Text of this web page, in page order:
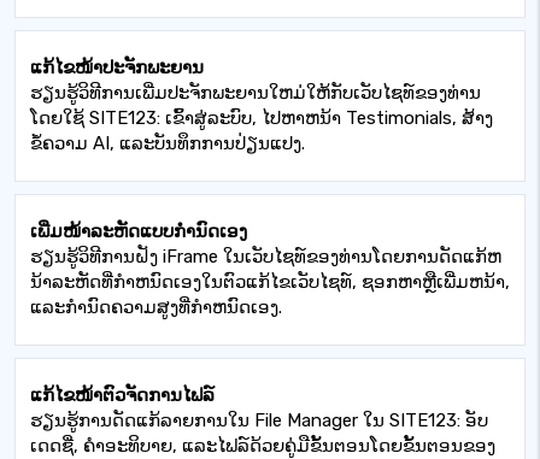
ແກ້ໄຂໜ້າປະຈັກພະຍານ
ຮຽນຮູ້ວິທີການເພີ່ມປະຈັກພະຍານໃຫມ່ໃຫ້ກັບເວັບໄຊທ໌ຂອງທ່ານ
ໂດຍໃຊ້ SITE123: ເຂົ້າສູ່ລະບົບ, ໄປຫາຫນ້າ Testimonials, ສ້າງ
ຂໍ້ຄວາມ AI, ແລະບັນທຶກການປ່ຽນແປງ.
ເພີ່ມໜ້າລະຫັດແບບກຳນົດເອງ
ຮຽນຮູ້ວິທີການຝັງ iFrame ໃນເວັບໄຊທ໌ຂອງທ່ານໂດຍການດັດແກ້ຫ
ນ້າລະຫັດທີ່ກໍາຫນົດເອງໃນຕົວແກ້ໄຂເວັບໄຊທ໌, ຊອກຫາຫຼືເພີ່ມຫນ້າ,
ແລະກໍານົດຄວາມສູງທີ່ກໍາຫນົດເອງ.
ແກ້ໄຂໜ້າຕົວຈັດການໄຟລ໌
ຮຽນຮູ້ການດັດແກ້ລາຍການໃນ File Manager ໃນ SITE123: ອັບ
ເດດຊື່, ຄຳອະທິບາຍ, ແລະໄຟລ໌ດ້ວຍຄູ່ມືຂັ້ນຕອນໂດຍຂັ້ນຕອນຂອງ